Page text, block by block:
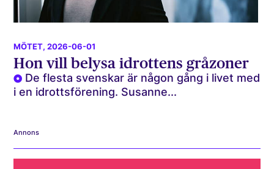
MÖTET, 2026-06-01
Hon vill belysa idrottens gråzoner
De flesta svenskar är någon gång i livet med
i en idrottsförening. Susanne...
Annons